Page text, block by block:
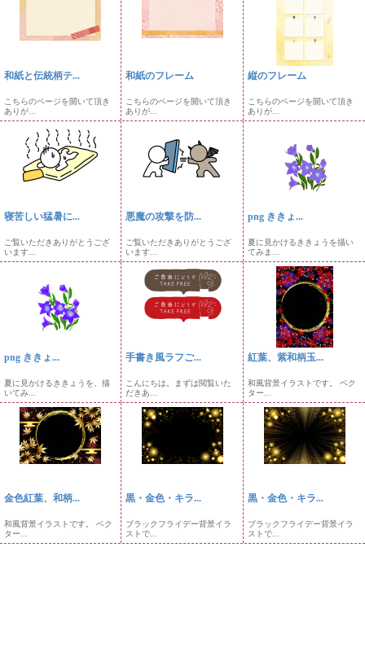
和紙と伝統柄テ...
こちらのページを開いて頂き
ありが...
和紙のフレーム
こちらのページを開いて頂き
ありが...
縦のフレーム
こちらのページを開いて頂き
ありが...
寝苦しい猛暑に...
ご覧いただきありがとうござ
います...
悪魔の攻撃を防...
ご覧いただきありがとうござ
います...
png ききょ...
夏に見かけるききょうを描い
てみま...
png ききょ...
夏に見かけるききょうを、描
いてみ...
手書き風ラフご...
こんにちは。まずは閲覧いた
だきあ...
紅葉、紫和柄玉...
和風背景イラストです。 ベク
ター...
金色紅葉、和柄...
和風背景イラストです。 ベク
ター...
黒・金色・キラ...
ブラックフライデー背景イラ
ストで...
黒・金色・キラ...
ブラックフライデー背景イラ
ストで...